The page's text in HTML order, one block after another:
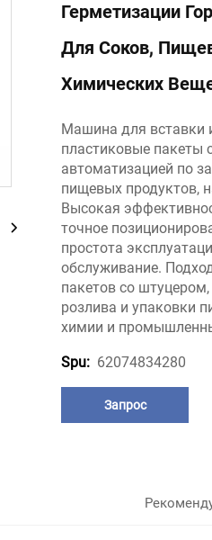
Герметизации
Для Соков,
Химических
Машина для вставки
пластиковые пакеты
автоматизацией по
пищевых продуктов,
Высокая
точное
простота
обслуживание.
пакетов со
розлива и упаковки
химии и
Spu: 62074834280
Запрос